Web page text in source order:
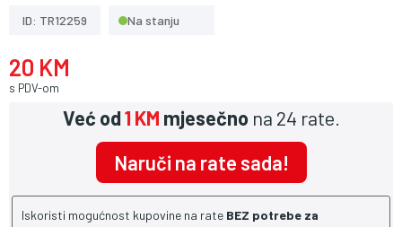
ID: TR12259 Na stanju
20 KM
s PDV-om
Već od1 KM mjesečno na 24 rate.
Naruči na rate sada!
Iskoristi mogućnost kupovine na rate BEZ potrebe za